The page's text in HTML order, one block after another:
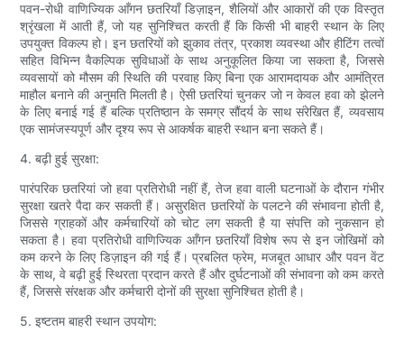
पवन-रोधी वाणिज्यिक आँगन छतरियाँ डिज़ाइन, शैलियों और आकारों की एक विस्तृत
श्रृंखला में आती हैं, जो यह सुनिश्चित करती हैं कि किसी भी बाहरी स्थान के लिए
उपयुक्त विकल्प हो। इन छतरियों को झुकाव तंत्र, प्रकाश व्यवस्था और हीटिंग तत्वों
सहित विभिन्न वैकल्पिक सुविधाओं के साथ अनुकूलित किया जा सकता है, जिससे
व्यवसायों को मौसम की स्थिति की परवाह किए बिना एक आरामदायक और आमंत्रित
माहौल बनाने की अनुमति मिलती है। ऐसी छतरियां चुनकर जो न केवल हवा को झेलने
के लिए बनाई गई हैं बल्कि प्रतिष्ठान के समग्र सौंदर्य के साथ संरेखित हैं, व्यवसाय
एक सामंजस्यपूर्ण और दृश्य रूप से आकर्षक बाहरी स्थान बना सकते हैं।
4. बढ़ी हुई सुरक्षा:
पारंपरिक छतरियां जो हवा प्रतिरोधी नहीं हैं, तेज हवा वाली घटनाओं के दौरान गंभीर
सुरक्षा खतरे पैदा कर सकती हैं। असुरक्षित छतरियों के पलटने की संभावना होती है,
जिससे ग्राहकों और कर्मचारियों को चोट लग सकती है या संपत्ति को नुकसान हो
सकता है। हवा प्रतिरोधी वाणिज्यिक आँगन छतरियाँ विशेष रूप से इन जोखिमों को
कम करने के लिए डिज़ाइन की गई हैं। प्रबलित फ्रेम, मजबूत आधार और पवन वेंट
के साथ, वे बढ़ी हुई स्थिरता प्रदान करते हैं और दुर्घटनाओं की संभावना को कम करते
हैं, जिससे संरक्षक और कर्मचारी दोनों की सुरक्षा सुनिश्चित होती है।
5. इष्टतम बाहरी स्थान उपयोग: